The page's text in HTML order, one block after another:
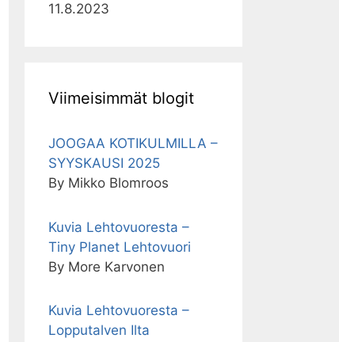
11.8.2023
Viimeisimmät blogit
JOOGAA KOTIKULMILLA –
SYYSKAUSI 2025
By Mikko Blomroos
Kuvia Lehtovuoresta –
Tiny Planet Lehtovuori
By More Karvonen
Kuvia Lehtovuoresta –
Lopputalven Ilta